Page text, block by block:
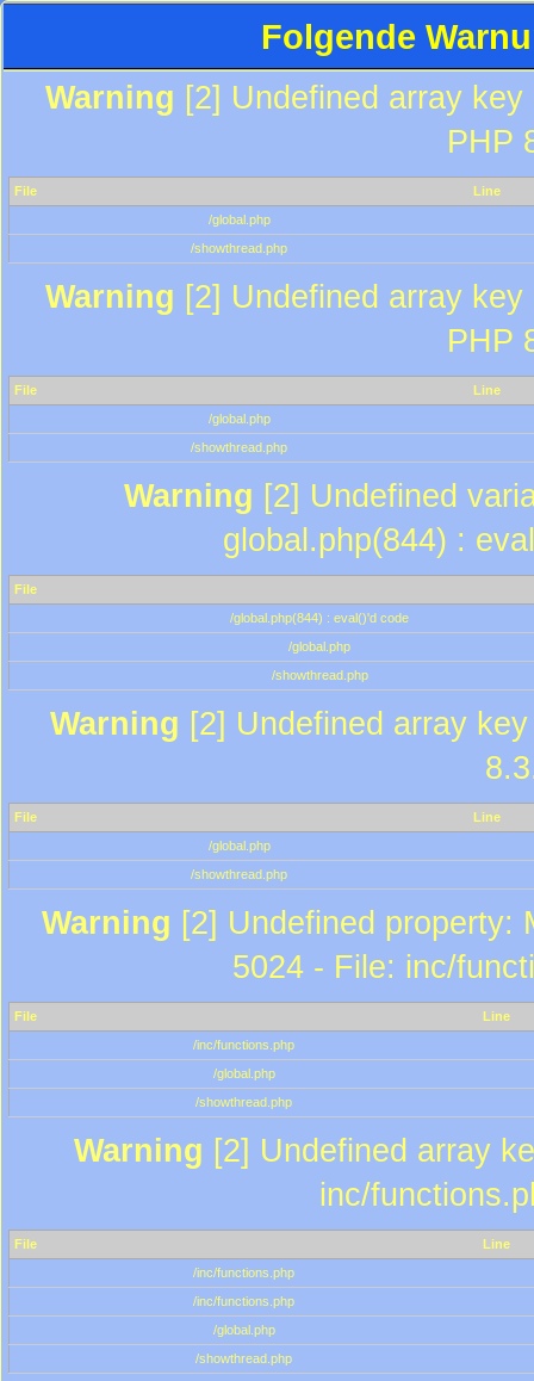
Folgende
Warning [2] Undefined array
PHP
File
Line
/global.php
/showthread.php
Warning [2] Undefined array
PHP
File
Line
/global.php
/showthread.php
Warning [2] Undefined
global.php(844) :
File
/global.php(844) : eval()'d code
/global.php
/showthread.php
Warning [2] Undefined array
File
Line
/global.php
/showthread.php
Warning [2] Undefined property:
5024 - File: inc/
File
Line
/inc/functions.php
/global.php
/showthread.php
Warning [2] Undefined array
inc/
File
Line
/inc/functions.php
/inc/functions.php
/global.php
/showthread.php